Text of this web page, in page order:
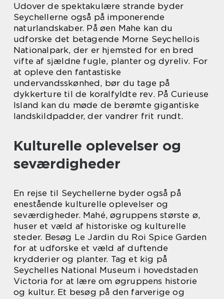
Udover de spektakulære strande byder
Seychellerne også på imponerende
naturlandskaber. På øen Mahe kan du
udforske det betagende Morne Seychellois
Nationalpark, der er hjemsted for en bred
vifte af sjældne fugle, planter og dyreliv. For
at opleve den fantastiske
undervandsskønhed, bør du tage på
dykkerture til de koralfyldte rev. På Curieuse
Island kan du møde de berømte gigantiske
landskildpadder, der vandrer frit rundt.
Kulturelle oplevelser og
seværdigheder
En rejse til Seychellerne byder også på
enestående kulturelle oplevelser og
seværdigheder. Mahé, øgruppens største ø,
huser et væld af historiske og kulturelle
steder. Besøg Le Jardin du Roi Spice Garden
for at udforske et væld af duftende
krydderier og planter. Tag et kig på
Seychelles National Museum i hovedstaden
Victoria for at lære om øgruppens historie
og kultur. Et besøg på den farverige og